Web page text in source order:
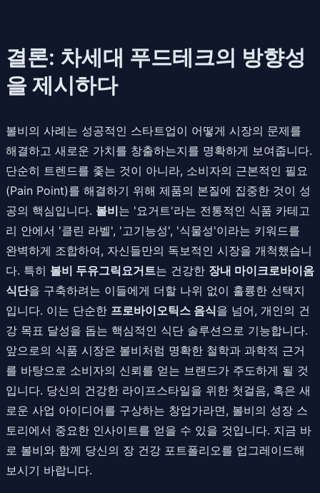
결론: 차세대 푸드테크의 방향성
을 제시하다
볼비의 사례는 성공적인 스타트업이 어떻게 시장의 문제를
해결하고 새로운 가치를 창출하는지를 명확하게 보여줍니다.
단순히 트렌드를 좇는 것이 아니라, 소비자의 근본적인 필요
(Pain Point)를 해결하기 위해 제품의 본질에 집중한 것이 성
공의 핵심입니다. 볼비는 '요거트'라는 전통적인 식품 카테고
리 안에서 '클린 라벨', '고기능성', '식물성'이라는 키워드를
완벽하게 조합하여, 자신들만의 독보적인 시장을 개척했습니
다. 특히 볼비 두유그릭요거트는 건강한 장내 마이크로바이옴
식단을 구축하려는 이들에게 더할 나위 없이 훌륭한 선택지
입니다. 이는 단순한 프로바이오틱스 음식을 넘어, 개인의 건
강 목표 달성을 돕는 핵심적인 식단 솔루션으로 기능합니다.
앞으로의 식품 시장은 볼비처럼 명확한 철학과 과학적 근거
를 바탕으로 소비자의 신뢰를 얻는 브랜드가 주도하게 될 것
입니다. 당신의 건강한 라이프스타일을 위한 첫걸음, 혹은 새
로운 사업 아이디어를 구상하는 창업가라면, 볼비의 성장 스
토리에서 중요한 인사이트를 얻을 수 있을 것입니다. 지금 바
로 볼비와 함께 당신의 장 건강 포트폴리오를 업그레이드해
보시기 바랍니다.